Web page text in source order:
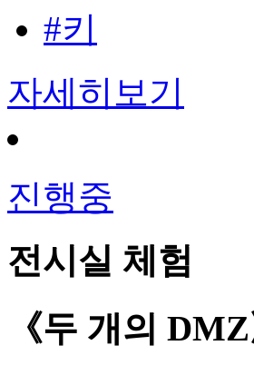
#키
자세히보기
진행중
전시실 체험
《두 개의